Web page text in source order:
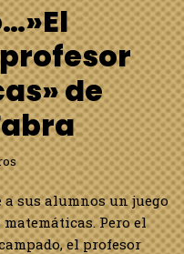
de
sus alumnos un juego
Pero el
el profesor